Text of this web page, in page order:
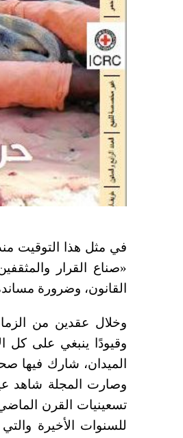
في مثل هذا التوقيت
«صناع القرار
القانون، وضرورة
وخلال عقدين من
وقيودًا ينبغي على كل
الميدان، شارك فيها
وصارت المجلة شاهد
تسعينيات القرن
للسنوات الأخيرة